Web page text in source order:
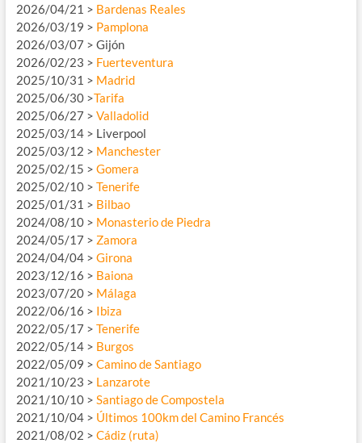
2026/04/21 > Bardenas Reales
2026/03/19 > Pamplona
2026/03/07 > Gijón
2026/02/23 > Fuerteventura
2025/10/31 > Madrid
2025/06/30 >Tarifa
2025/06/27 > Valladolid
2025/03/14 > Liverpool
2025/03/12 > Manchester
2025/02/15 > Gomera
2025/02/10 > Tenerife
2025/01/31 > Bilbao
2024/08/10 > Monasterio de Piedra
2024/05/17 > Zamora
2024/04/04 > Girona
2023/12/16 > Baiona
2023/07/20 > Málaga
2022/06/16 > Ibiza
2022/05/17 > Tenerife
2022/05/14 > Burgos
2022/05/09 > Camino de Santiago
2021/10/23 > Lanzarote
2021/10/10 > Santiago de Compostela
2021/10/04 > Últimos 100km del Camino Francés
2021/08/02 > Cádiz (ruta)